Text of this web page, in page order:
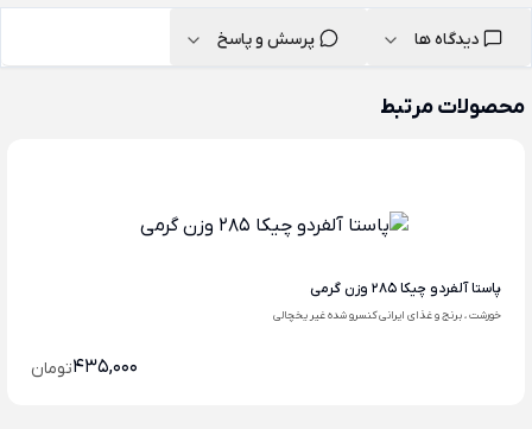
دیدگاه ها پرسش و پاسخ
محصولات مرتبط
پاستا آلفردو چیکا 285 وزن گرمی
خورشت ، برنج و غذای ایرانی کنسرو شده غیر یخچالی
435,000تومان